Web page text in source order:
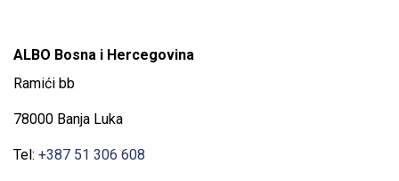
ALBO Bosna i Hercegovina
Ramići bb
78000 Banja Luka
Tel: +387 51 306 608